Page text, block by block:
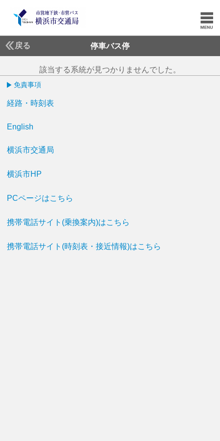
戻る 停車バス停
該当する系統が見つかりませんでした。
免責事項
経路・時刻表
English
横浜市交通局
横浜市HP
PCページはこちら
携帯電話サイト(乗換案内)はこちら
携帯電話サイト(時刻表・接近情報)はこちら